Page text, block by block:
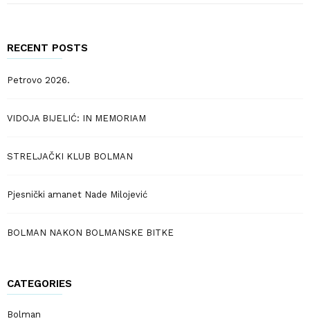
RECENT POSTS
Petrovo 2026.
VIDOJA BIJELIĆ: IN MEMORIAM
STRELJAČKI KLUB BOLMAN
Pjesnički amanet Nade Milojević
BOLMAN NAKON BOLMANSKE BITKE
CATEGORIES
Bolman